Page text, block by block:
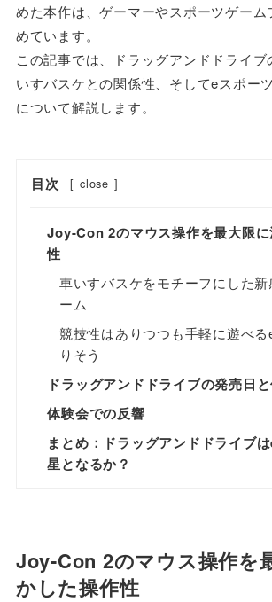
めた本作は、ゲーマーやスポーツゲー
めています。
この記事では、ドラッグアンドドライ
いすバスケとの関係性、そしてeスポー
について解説します。
目次 [ close ]
Joy-Con 2のマウス操作を最大限
性
車いすバスケをモチーフにした
ーム
競技性はありつつも手軽に遊べ
りそう
ドラッグアンドドライブの発売日
体験会での反響
まとめ：ドラッグアンドドライブ
星となるか？
Joy-Con 2のマウス操作を
かした操作性